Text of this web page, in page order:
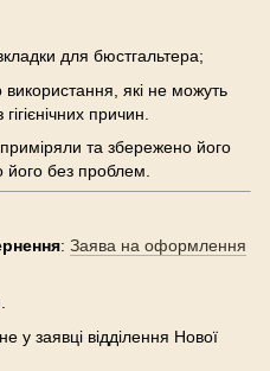
для бюстгальтера;
використання, які не можуть
причин.
та збережено його
без проблем.
: Заява на оформлення
.
у заявці відділення Нової